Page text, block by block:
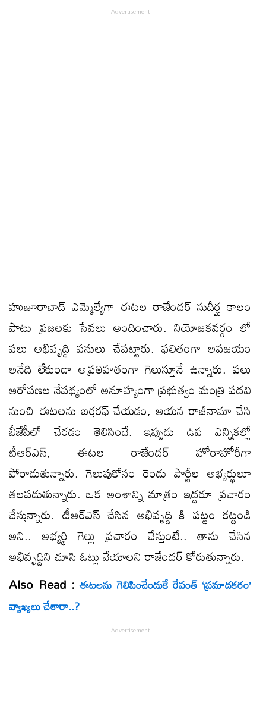
హుజూరాబాద్ ఎమ్మెల్యేగా ఈట‌ల రాజేంద‌ర్ సుదీర్ఘ కాలం
పాటు ప్ర‌జ‌ల‌కు సేవ‌లు అందించారు. నియోజ‌క‌వ‌ర్గం లో
ప‌లు అభివృద్ధి ప‌నులు చేప‌ట్టారు. ఫ‌లితంగా అప‌జ‌యం
అనేది లేకుండా అప్ర‌తిహ‌తంగా గెలుస్తూనే ఉన్నారు. ప‌లు
ఆరోప‌ణ‌ల నేప‌థ్యంలో అనూహ్యంగా ప్ర‌భుత్వం మంత్రి ప‌ద‌వి
నుంచి ఈట‌ల‌ను బ‌ర్త‌ర‌ఫ్ చేయ‌డం, ఆయ‌న రాజీనామా చేసి
బీజేపీలో చేర‌డం తెలిసిందే. ఇప్పుడు ఉప ఎన్నిక‌ల్లో
టీఆర్ఎస్, ఈట‌ల రాజేంద‌ర్ హోరాహోరీగా
పోరాడుతున్నారు. గెలుపుకోసం రెండు పార్టీల అభ్య‌ర్థులూ
త‌ల‌ప‌డుతున్నారు. ఒక అంశాన్ని మాత్రం ఇద్ద‌రూ ప్ర‌చారం
చేస్తున్నారు. టీఆర్ఎస్ చేసిన అభివృద్ది కి ప‌ట్టం క‌ట్టండి
అని.. అభ్య‌ర్థి గెల్లు ప్ర‌చారం చేస్తుంటే.. తాను చేసిన
అభివృద్దిని చూసి ఓట్లు వేయాల‌ని రాజేంద‌ర్ కోరుతున్నారు.
Also Read :ఈటలను గెలిపించేందుకే రేవంత్‌ ‘ప్రమాదకరం’
వ్యాఖ్యలు చేశారా..?